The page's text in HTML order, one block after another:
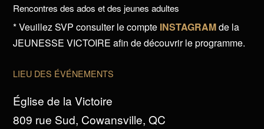
Rencontres des ados et des jeunes adultes
* Veuillez SVP consulter le compte INSTAGRAMde la
JEUNESSE VICTOIRE afin de découvrir le programme.
LIEU DES ÉVÉNEMENTS
Église de la Victoire
809 rue Sud, Cowansville, QC